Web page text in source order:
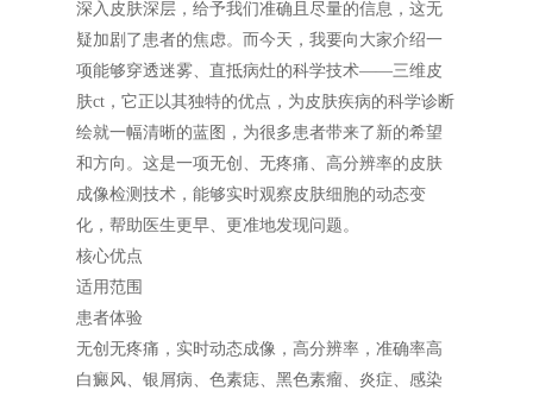
深入皮肤深层，给予我们准确且尽量的信息，这无
疑加剧了患者的焦虑。而今天，我要向大家介绍一
项能够穿透迷雾、直抵病灶的科学技术——三维皮
肤ct，它正以其独特的优点，为皮肤疾病的科学诊断
绘就一幅清晰的蓝图，为很多患者带来了新的希望
和方向。这是一项无创、无疼痛、高分辨率的皮肤
成像检测技术，能够实时观察皮肤细胞的动态变
化，帮助医生更早、更准地发现问题。
核心优点
适用范围
患者体验
无创无疼痛，实时动态成像，高分辨率，准确率高
白癜风、银屑病、色素痣、黑色素瘤、炎症、感染